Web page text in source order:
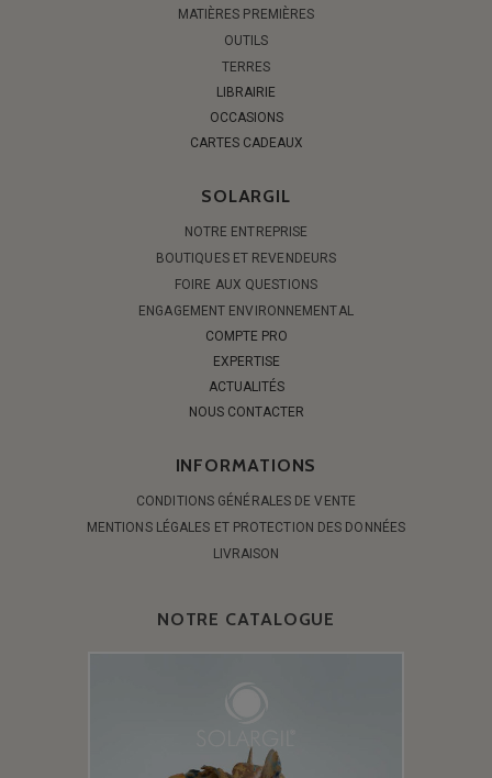
MATIÈRES PREMIÈRES
OUTILS
TERRES
LIBRAIRIE
OCCASIONS
CARTES CADEAUX
SOLARGIL
NOTRE ENTREPRISE
BOUTIQUES ET REVENDEURS
FOIRE AUX QUESTIONS
ENGAGEMENT ENVIRONNEMENTAL
COMPTE PRO
EXPERTISE
ACTUALITÉS
NOUS CONTACTER
INFORMATIONS
CONDITIONS GÉNÉRALES DE VENTE
MENTIONS LÉGALES ET PROTECTION DES DONNÉES
LIVRAISON
NOTRE CATALOGUE